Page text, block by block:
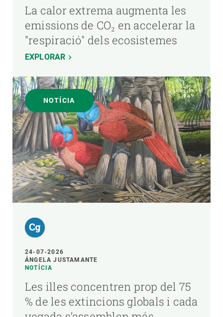
La calor extrema augmenta les
emissions de CO₂ en accelerar la
"respiració" dels ecosistemes
EXPLORAR
NOTÍCIA
24-07-2026
ÁNGELA JUSTAMANTE
NOTÍCIA
Les illes concentren prop del 75
% de les extincions globals i cada